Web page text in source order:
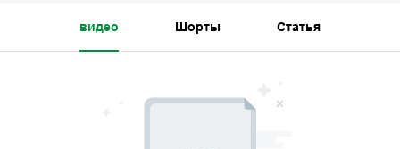
видео Шорты Статья